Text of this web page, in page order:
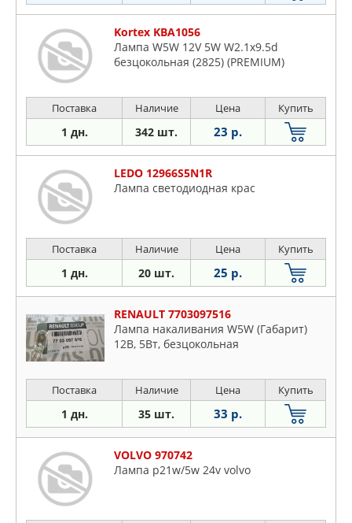
Kortex KBA1056
Лампа W5W 12V 5W W2.1x9.5d
безцокольная (2825) (PREMIUM)
Поставка Наличие Цена Купить
1 дн. 342 шт. 23 р.
LEDO 12966S5N1R
Лампа светодиодная крас
Поставка Наличие Цена Купить
1 дн. 20 шт. 25 р.
RENAULT 7703097516
Лампа накаливания W5W (Габарит)
12В, 5Вт, безцокольная
Поставка Наличие Цена Купить
1 дн. 35 шт. 33 р.
VOLVO 970742
Лампа p21w/5w 24v volvo